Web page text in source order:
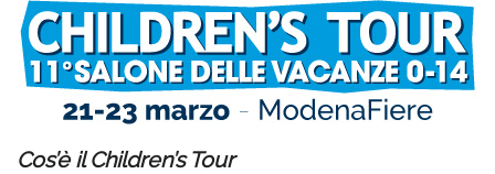
Cos’è il Children’s Tour